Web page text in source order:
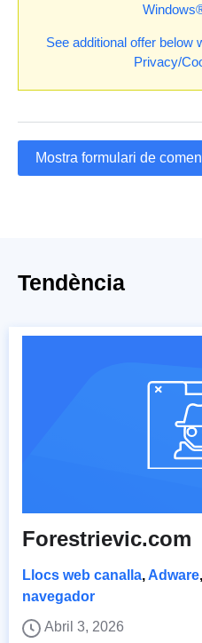
See additional offer below
Privacy/
Mostra formulari de
Tendència
Forestrievic.com
Llocs web canalla, Adware,
navegador
Abril 3, 2026